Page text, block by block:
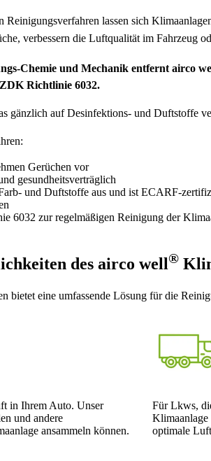
Reinigungsverfahren lassen sich
verbessern die Luftqualität im Fahrzeug
Chemie und Mechanik entfernt airco
Richtlinie 6032.
gänzlich auf Desinfektions- und
Gerüchen vor
gesundheitsverträglich
und Duftstoffe aus und ist ECARF-
6032 zur regelmäßigen Reinigung der
des airco well®
bietet eine umfassende Lösung für die
in Ihrem Auto. Unser
und andere
ansammeln können.
Für Lkws,
Klimaanlage
optimale